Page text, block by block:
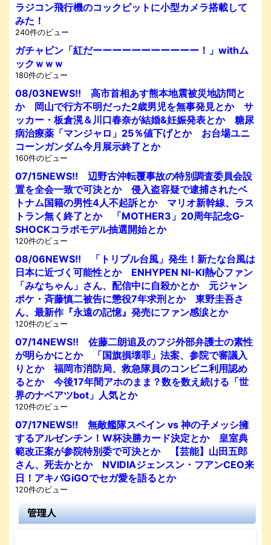
ラジコン飛行機のコックピットに小型カメラ搭載して
みた！
240件のビュー
ガチャピン「紅だーーーーーーーーーーー！」withム
ックｗｗｗ
180件のビュー
08/03NEWS!! 高市首相あす熊本地震被災地訪問と
か 岡山で行方不明だった2歳男児を無事発見とか サ
ッカー・板倉滉＆川口春奈が結婚&妊娠発表とか 糖尿
病治療薬「マンジャロ」25％値下げとか お台場ユニ
コーンガンダム今月展示終了とか
160件のビュー
07/15NEWS!! 辺野古沖転覆事故の特別調査委員会設
置を全会一致で可決とか 侵入盗容疑で逮捕されたベ
トナム国籍の男性4人不起訴とか マリオ新幹線、ラス
トラン無く終了とか 「MOTHER3」20周年記念G-
SHOCKコラボモデル抽選開始とか
120件のビュー
08/06NEWS!! 「トリプル台風」発生！新たな台風は
日本に近づく可能性とか ENHYPEN NI-KI熱心ファン
「みなちゃん」さん、配信中に自殺かとか 元ジャン
ポケ・斉藤慎二被告に懲役7年求刑とか 東野圭吾さ
ん、最新作『永遠の記憶』発売にファン感涙とか
120件のビュー
07/14NEWS!! 佐藤二朗追及のフジ外部弁護士の素性
が明らかにとか 「国旗損壊罪」法案、参院で審議入
りとか 福岡市消防局、救急隊員のコンビニ利用認め
るとか 今後17年間アホのまま？数を数え続ける「世
界のナベアツbot」人気とか
120件のビュー
07/17NEWS!! 無敵艦隊スペイン vs 神の子メッシ擁
するアルゼンチン！W杯決勝カード決定とか 皇室典
範改正案が参院特別委で可決とか 【芸能】山田五郎
さん、死去かとか NVIDIAジェンスン・フアンCEO来
日！アキバGiGOでセガ愛を語るとか
120件のビュー
管理人